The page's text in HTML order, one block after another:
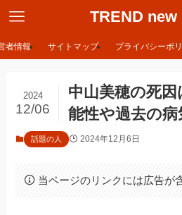
TREND new
者情報 サイトマップ プライバシーポ
中山美穂の死
能性や過去の
2024
12/06
話題の人 2024年12月6日
当ページのリンクには広告が